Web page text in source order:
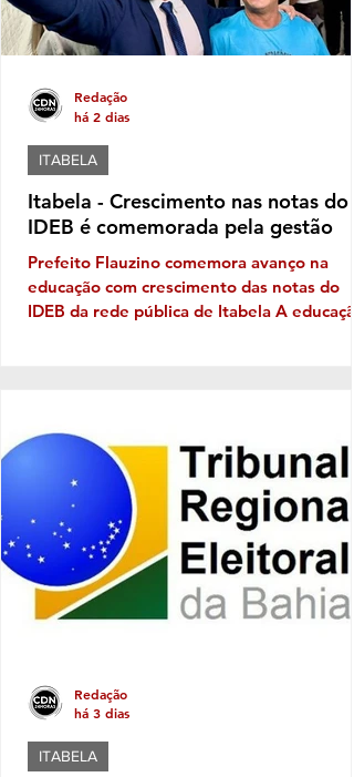
Itabela - Crescimento nas notas do
IDEB é comemorada pela gestão
Prefeito Flauzino comemora avanço na
educação com crescimento das notas do
IDEB da rede pública de Itabela A educação
municipal tanto nos anos iniciais quanto
anos finais do Ensino Fundamental, em
comparação com os resultados de 2023.
anos iniciais, a média passou de 3,5, em
2023, para 4,5, em 2025. Já nos a
ITABELA
Redação
há 2 dias
ITABELA
Redação
há 3 dias